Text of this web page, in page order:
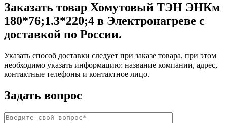
Заказать товар Хомутовый ТЭН ЭНКм
180*76;1.3*220;4 в Электронагреве с
доставкой по России.
Указать способ доставки следует при заказе товара, при этом
необходимо указать информацию: название компании, адрес,
контактные телефоны и контактное лицо.
Задать вопрос